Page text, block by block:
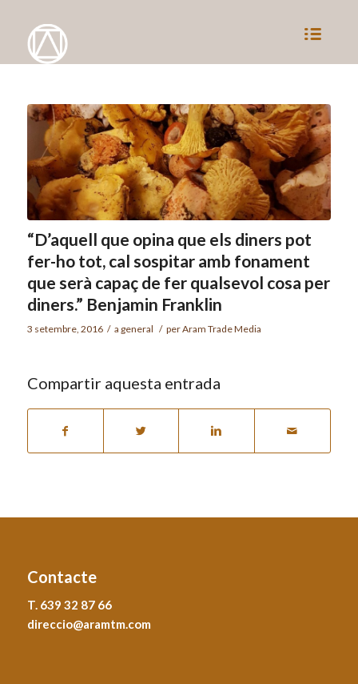
“D’aquell que opina que els diners pot
fer-ho tot, cal sospitar amb fonament
que serà capaç de fer qualsevol cosa per
diners.” Benjamin Franklin
3 setembre, 2016 / a general / perAram Trade Media
Compartir aquesta entrada
Contacte
T. 639 32 87 66
direccio@aramtm.com